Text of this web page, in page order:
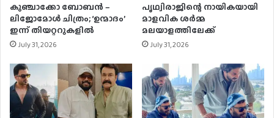
കുഞ്ചാക്കോ ബോബന്‍ –
ലിജോമോള്‍ ചിത്രം; ‘ഉന്മാദം’
ഇന്ന് തിയറ്ററുകളില്‍
July 31, 2026
പൃഥ്വിരാജിന്റെ നായികയായി
മാളവിക ശര്‍മ്മ
മലയാളത്തിലേക്ക്
July 31, 2026